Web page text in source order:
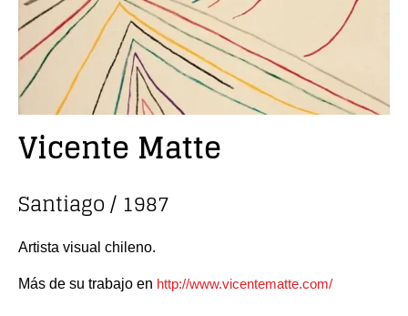
Vicente Matte
Santiago / 1987
Artista visual chileno.
Más de su trabajo en http://www.vicentematte.com/